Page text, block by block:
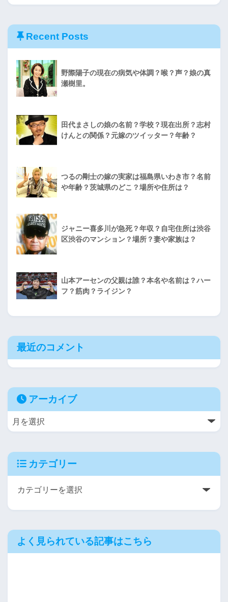
Recent Posts
野際陽子の現在の病気や体調？喉？声？娘の真
瀬樹里。
田代まさしの娘の名前？学校？現在出所？志村
けんとの関係？元嫁のツイッター？年齢？
つるの剛士の嫁の実家は福島県いわき市？名前
や年齢？茨城県のどこ？場所や住所は？
ジャニー喜多川が急死？年収？自宅住所は渋谷
区渋谷のマンション？場所？妻や家族は？
山本アーセンの父親は誰？本名や名前は？ハー
フ？筋肉？ライジン？
最近のコメント
アーカイブ
カテゴリー
よく見られている記事はこちら